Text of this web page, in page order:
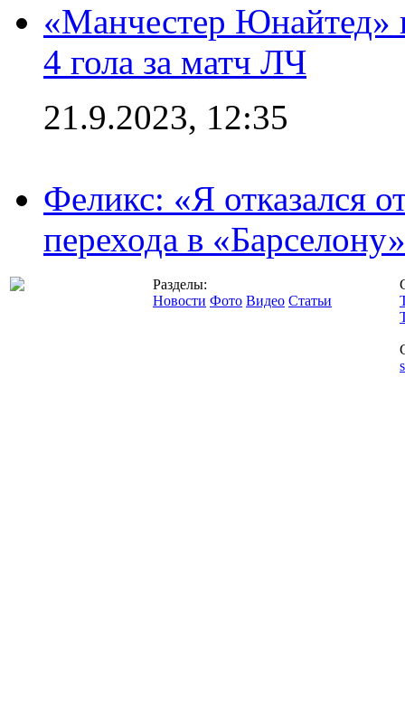
«Манчестер Юнайтед»
4 гола за матч ЛЧ
21.9.2023, 12:35
Феликс: «Я отказался
перехода в «Барселону»
Разделы:
Новости Фото Видео Статьи